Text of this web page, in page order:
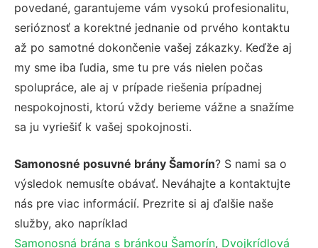
povedané, garantujeme vám vysokú profesionalitu,
serióznosť a korektné jednanie od prvého kontaktu
až po samotné dokončenie vašej zákazky. Keďže aj
my sme iba ľudia, sme tu pre vás nielen počas
spolupráce, ale aj v prípade riešenia prípadnej
nespokojnosti, ktorú vždy berieme vážne a snažíme
sa ju vyriešiť k vašej spokojnosti.
Samonosné posuvné brány Šamorín? S nami sa o
výsledok nemusíte obávať. Neváhajte a kontaktujte
nás pre viac informácií. Prezrite si aj ďalšie naše
služby, ako napríklad
Samonosná brána s bránkou Šamorín, Dvojkrídlová